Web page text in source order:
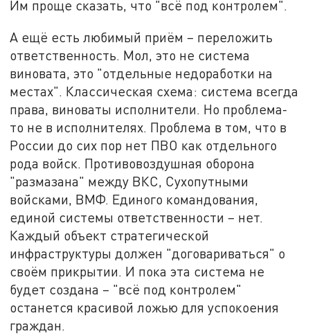
Им проще сказать, что "всё под контролем".
А ещё есть любимый приём – переложить
ответственность. Мол, это не система
виновата, это "отдельные недоработки на
местах". Классическая схема: система всегда
права, виноваты исполнители. Но проблема-
то не в исполнителях. Проблема в том, что в
России до сих пор нет ПВО как отдельного
рода войск. Противовоздушная оборона
"размазана" между ВКС, Сухопутными
войсками, ВМФ. Единого командования,
единой системы ответственности – нет.
Каждый объект стратегической
инфраструктуры должен "договариваться" о
своём прикрытии. И пока эта система не
будет создана – "всё под контролем"
останется красивой ложью для успокоения
граждан.